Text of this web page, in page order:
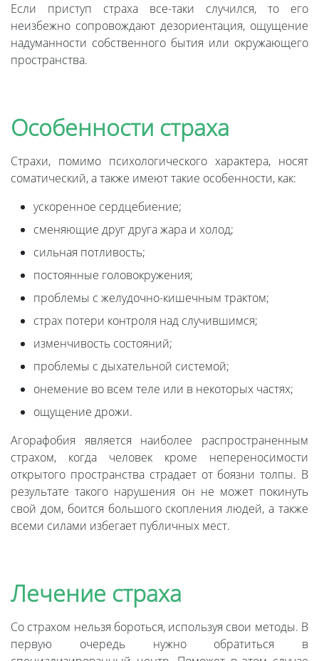
Если приступ страха все-таки случился, то его
неизбежно сопровождают дезориентация, ощущение
надуманности собственного бытия или окружающего
пространства.
Особенности страха
Страхи, помимо психологического характера, носят
соматический, а также имеют такие особенности, как:
ускоренное сердцебиение;
сменяющие друг друга жара и холод;
сильная потливость;
постоянные головокружения;
проблемы с желудочно-кишечным трактом;
страх потери контроля над случившимся;
изменчивость состояний;
проблемы с дыхательной системой;
онемение во всем теле или в некоторых частях;
ощущение дрожи.
Агорафобия является наиболее распространенным
страхом, когда человек кроме непереносимости
открытого пространства страдает от боязни толпы. В
результате такого нарушения он не может покинуть
свой дом, боится большого скопления людей, а также
всеми силами избегает публичных мест.
Лечение страха
Со страхом нельзя бороться, используя свои методы. В
первую очередь нужно обратиться в